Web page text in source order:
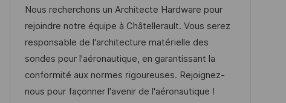
n
t
l
i
c
h
u
m
d
e
r
V
-
I
D
t
e
g
o
r
i
Nous recherchons un Architecte Hardware pour
rejoindre notre équipe à Châtellerault. Vous serez
responsable de l'architecture matérielle des
sondes pour l'aéronautique, en garantissant la
conformité aux normes rigoureuses. Rejoignez-
nous pour façonner l'avenir de l'aéronautique !